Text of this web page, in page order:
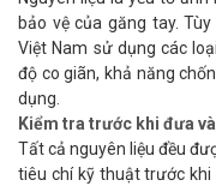
bảo vệ của găng tay.
Việt Nam sử dụng các
độ co giãn, khả năng
dụng.
Kiểm tra trước khi đưa
Tất cả nguyên liệu đều
tiêu chí kỹ thuật trước khi